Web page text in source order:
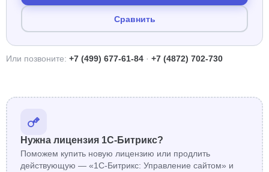
Сравнить
Или позвоните: +7 (499) 677-61-84 · +7 (4872) 702-730
Нужна лицензия 1С-Битрикс?
Поможем купить новую лицензию или продлить
действующую — «1С-Битрикс: Управление сайтом» и